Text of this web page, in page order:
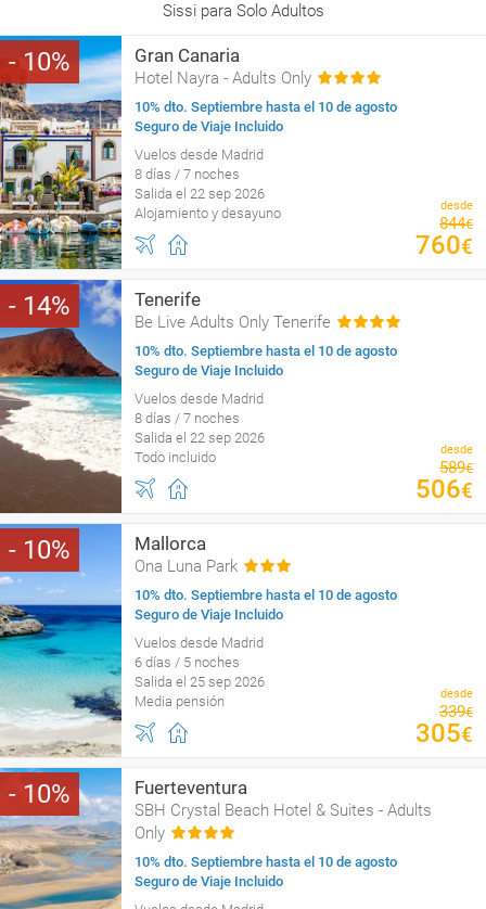
Sissi para Solo Adultos
10 Gran Canaria
Hotel Nayra - Adults Only
10% dto. Septiembre hasta el 10 de agosto
Seguro de Viaje Incluido
Vuelos desde Madrid
8 días / 7 noches
Salida el 22 sep 2026
Alojamiento y desayuno
desde
844€
760€
14 Tenerife
Be Live Adults Only Tenerife
10% dto. Septiembre hasta el 10 de agosto
Seguro de Viaje Incluido
Vuelos desde Madrid
8 días / 7 noches
Salida el 22 sep 2026
Todo incluido
desde
589€
506€
10 Mallorca
Ona Luna Park
10% dto. Septiembre hasta el 10 de agosto
Seguro de Viaje Incluido
Vuelos desde Madrid
6 días / 5 noches
Salida el 25 sep 2026
Media pensión
desde
339€
305€
10 Fuerteventura
SBH Crystal Beach Hotel & Suites - Adults
Only
10% dto. Septiembre hasta el 10 de agosto
Seguro de Viaje Incluido